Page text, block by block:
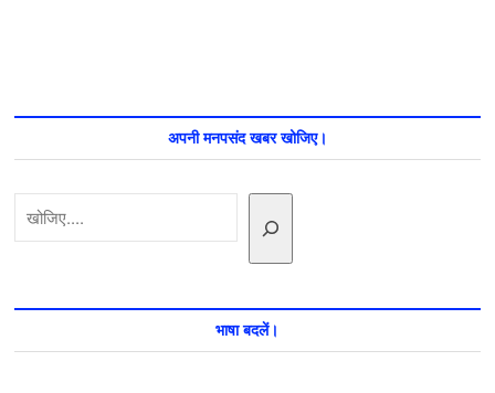
अपनी मनपसंद खबर खोजिए।
खोजें
भाषा बदलें।